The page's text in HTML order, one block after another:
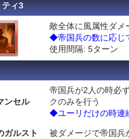
ティ3
敵全体に風属性ダメ
◆帝国兵の数に応じ
使用間隔: 5ターン
ンセル
帝国兵が2人の時必
クのみを行う
◆ユーリだけの時連
ガルスト
被ダメージで帝国兵